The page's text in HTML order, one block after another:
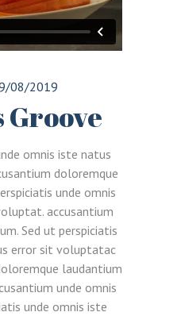
08/2019
Groove
omnis iste natus
doloremque
unde omnis
accusantium
Sed ut perspiciatis
error sit voluptatac
laudantium
unde omnis
unde omnis iste